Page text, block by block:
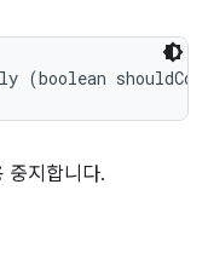
(boolean
중지합니다.